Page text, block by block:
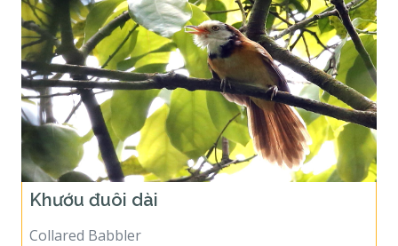
Khướu đuôi dài
Collared Babbler